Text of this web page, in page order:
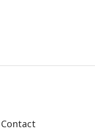
Contact